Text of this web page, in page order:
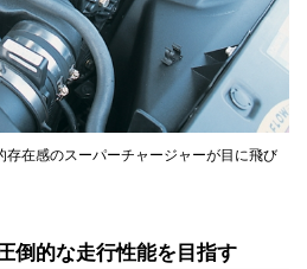
在感のスーパーチャージャーが目に飛び
倒的な走行性能を目指す